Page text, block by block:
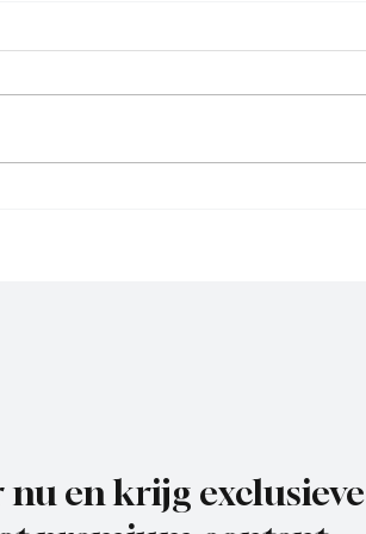
nu en krijg exclusieve